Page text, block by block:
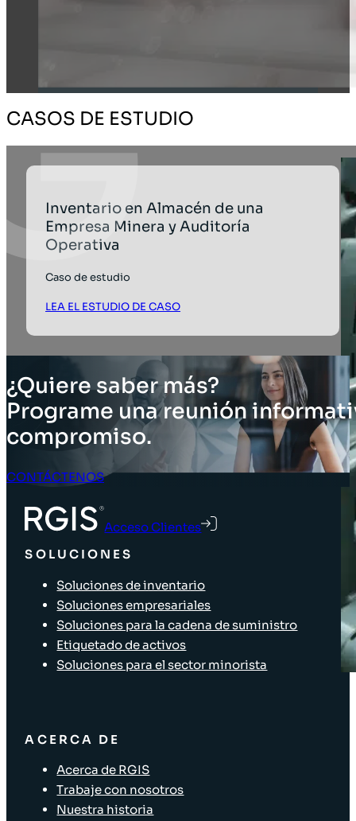
CASOS DE ESTUDIO
Inventario en Almacén de una
Empresa Minera y Auditoría
Operativa
Caso de estudio
LEA EL ESTUDIO DE CASO
¿Quiere saber más?
Programe una reunión
compromiso.
CONTÁCTENOS
Acceso Clientes
SOLUCIONES
Soluciones de inventario
Soluciones empresariales
Soluciones para la cadena de suministro
Etiquetado de activos
Soluciones para el sector minorista
ACERCA DE
Acerca de RGIS
Trabaje con nosotros
Nuestra historia